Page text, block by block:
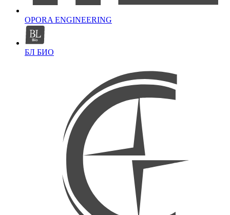
OPORA ENGINEERING
БЛ БИО